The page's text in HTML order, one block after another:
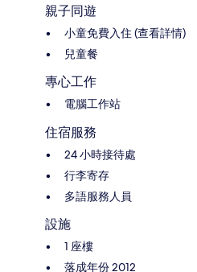
親子同遊
小童免費入住 (查看詳情)
兒童餐
專心工作
電腦工作站
住宿服務
24 小時接待處
行李寄存
多語服務人員
設施
1 座樓
落成年份 2012